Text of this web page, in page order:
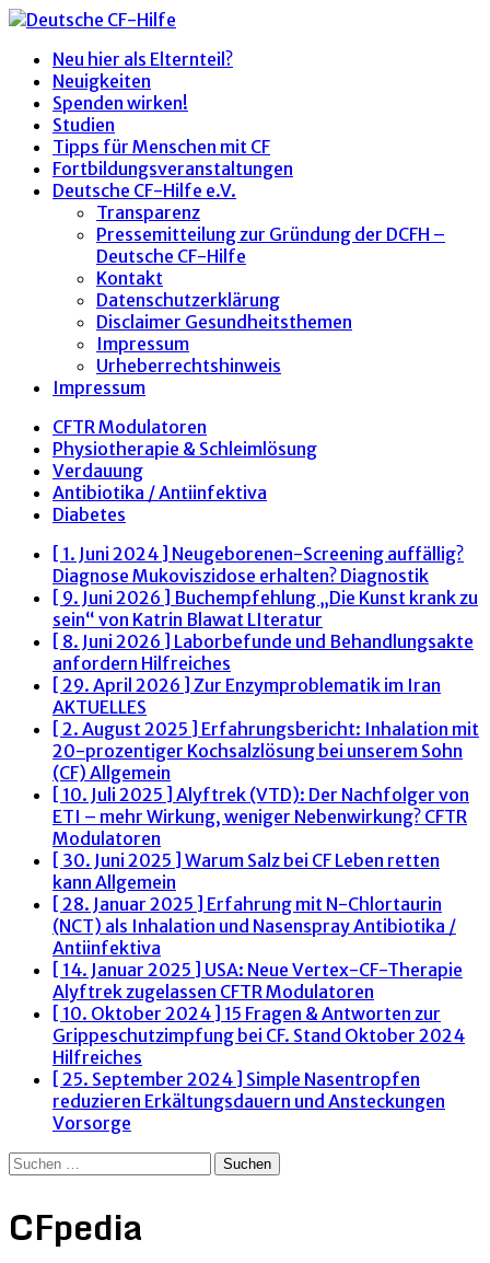
Neu hier als Elternteil?
Neuigkeiten
Spenden wirken!
Studien
Tipps für Menschen mit CF
Fortbildungsveranstaltungen
Deutsche CF-Hilfe e.V.
Transparenz
Pressemitteilung zur Gründung der DCFH –
Deutsche CF-Hilfe
Kontakt
Datenschutzerklärung
Disclaimer Gesundheitsthemen
Impressum
Urheberrechtshinweis
Impressum
CFTR Modulatoren
Physiotherapie & Schleimlösung
Verdauung
Antibiotika / Antiinfektiva
Diabetes
[ 1. Juni 2024 ] Neugeborenen-Screening auffällig?
Diagnose Mukoviszidose erhalten? Diagnostik
[ 9. Juni 2026 ] Buchempfehlung „Die Kunst krank zu
sein“ von Katrin Blawat LIteratur
[ 8. Juni 2026 ] Laborbefunde und Behandlungsakte
anfordern Hilfreiches
[ 29. April 2026 ] Zur Enzymproblematik im Iran
AKTUELLES
[ 2. August 2025 ] Erfahrungsbericht: Inhalation mit
20-prozentiger Kochsalzlösung bei unserem Sohn
(CF) Allgemein
[ 10. Juli 2025 ] Alyftrek (VTD): Der Nachfolger von
ETI – mehr Wirkung, weniger Nebenwirkung? CFTR
Modulatoren
[ 30. Juni 2025 ] Warum Salz bei CF Leben retten
kann Allgemein
[ 28. Januar 2025 ] Erfahrung mit N-Chlortaurin
(NCT) als Inhalation und NasensprayAntibiotika /
Antiinfektiva
[ 14. Januar 2025 ] USA: Neue Vertex-CF-Therapie
Alyftrek zugelassen CFTR Modulatoren
[ 10. Oktober 2024 ] 15 Fragen & Antworten zur
Grippeschutzimpfung bei CF. Stand Oktober 2024
Hilfreiches
[ 25. September 2024 ] Simple Nasentropfen
reduzieren Erkältungsdauern und Ansteckungen
Vorsorge
Suchen
CFpedia